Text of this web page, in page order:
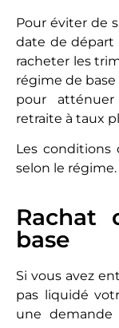
Pour éviter de
date de départ
racheter les
régime de
pour
retraite à taux
Les conditions
selon le régime.
Rachat
base
Si vous avez
pas liquidé
une